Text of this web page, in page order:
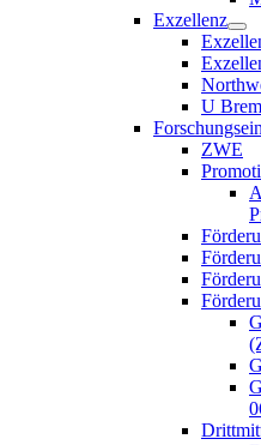
Exzellenz
U
ZWE